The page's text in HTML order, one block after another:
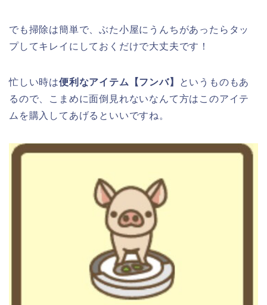
でも掃除は簡単で、ぶた小屋にうんちがあったらタッ
プしてキレイにしておくだけで大丈夫です！
忙しい時は便利なアイテム【フンバ】
というものもあ
るので、こまめに面倒見れないなんて方はこのアイテ
ムを購入してあげるといいですね。